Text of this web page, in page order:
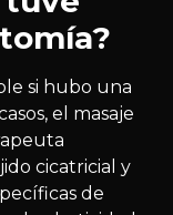
si hubo una
el masaje
cicatricial y
de